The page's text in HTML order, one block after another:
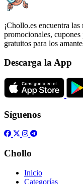
¡Chollo.es encuentra
promocionales,
gratuitos para los
Descarga la App
Síguenos
Chollo
Inicio
Categorías